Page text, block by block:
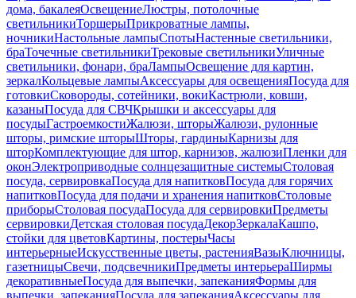
дома, бакалеяОсвещениеЛюстры, потолочные
светильникиТоршерыПрикроватные лампы,
ночникиНастольные лампыСпотыНастенные светильники,
браТочечные светильникиТрековые светильникиУличные
светильники, фонари, браЛампыОсвещение для картин,
зеркалКольцевые лампыАксессуары для освещенияПосуда для
готовкиСковороды, сотейники, вокиКастрюли, ковши,
казаныПосуда для СВЧКрышки и аксессуары для
посудыГастроемкостиЖалюзи, шторыЖалюзи, рулонные
шторы, римские шторыШторы, гардиныКарнизы для
шторКомплектующие для штор, карнизов, жалюзиПленки для
оконЭлектроприводные солнцезащитные системыСтоловая
посуда, сервировкаПосуда для напитковПосуда для горячих
напитковПосуда для подачи и хранения напитковСтоловые
приборыСтоловая посудаПосуда для сервировкиПредметы
сервировкиДетская столовая посудаДекорЗеркалаКашпо,
стойки для цветовКартины, постерыЧасы
интерьерныеИскусственные цветы, растенияВазыКлючницы,
газетницыСвечи, подсвечникиПредметы интерьераШирмы
декоративныеПосуда для выпечки, запеканияФормы для
выпечки, запеканияПосуда для запеканияАксессуары для